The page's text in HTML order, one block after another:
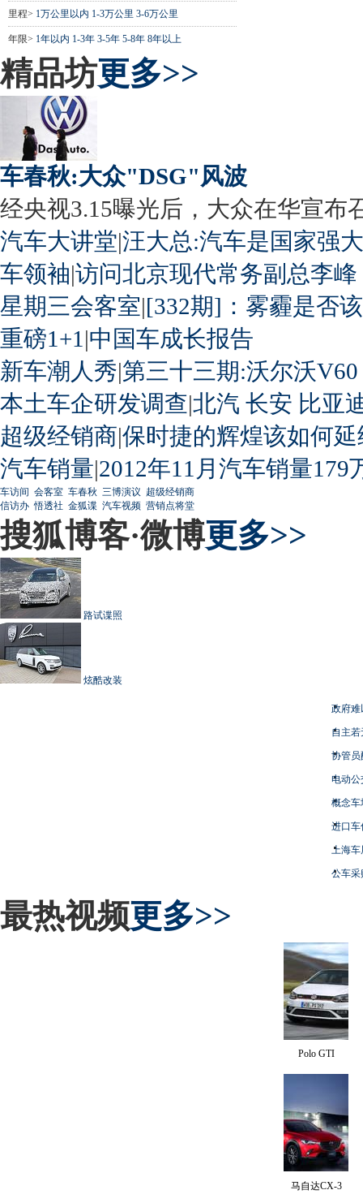
里程> 1万公里以内 1-3万公里 3-6万公里
年限> 1年以内 1-3年 3-5年 5-8年 8年以上
精品坊更多>>
车春秋:大众"DSG"风波
经央视3.15曝光后，大众在华宣布
汽车大讲堂|汪大总:汽车是国家强
车领袖|访问北京现代常务副总李峰
星期三会客室|[332期]：雾霾是否
重磅1+1 |中国车成长报告
新车潮人秀|第三十三期:沃尔沃
本土车企研发调查|北汽 长安 比亚
超级经销商|保时捷的辉煌该如何延
汽车销量|2012年11月汽车销量179
车访间 会客室 车春秋 三博演议 超级经销商
信访办 悟透社 金狐谍 汽车视频 营销点将堂
搜狐博客·微博更多>>
路试谍照
炫酷改装
政府难
自主
协管员
电动
概念车
进口车
上海
公车采
最热视频更多>>
Polo GTI
马自达CX-3